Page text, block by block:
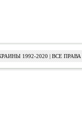
1992-2020 | ВСЕ